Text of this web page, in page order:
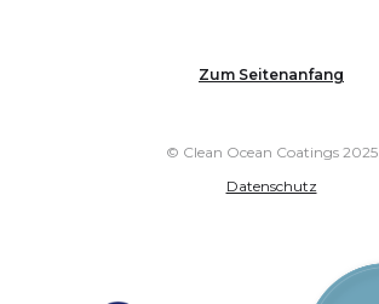
Zum Seitenanfang
© Clean Ocean Coatings 2025
Datenschutz